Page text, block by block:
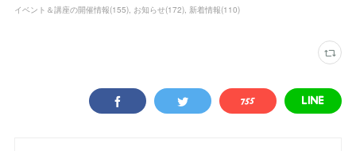
イベント＆講座の開催情報(155) お知らせ(172) 新着情報(110)